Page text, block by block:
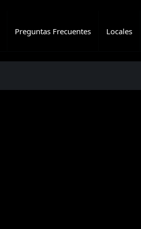
Preguntas Frecuentes Locales